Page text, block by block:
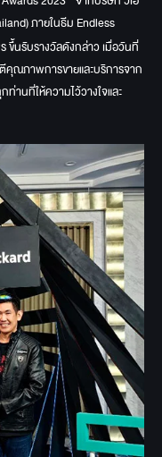
ภายในธีม Endless
รับรางวัลดังกล่าว เมื่อวันที่
ณภาพการขายและบริการจาก
านที่ให้ความไว้วางใจและ